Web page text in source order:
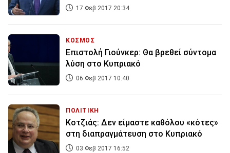
17 Φεβ 2017 20:34
ΚΟΣΜΟΣ
Επιστολή Γιούνκερ: Θα βρεθεί σύντομα
λύση στο Κυπριακό
06 Φεβ 2017 10:40
ΠΟΛΙΤΙΚΗ
Κοτζιάς: Δεν είμαστε καθόλου «κότες»
στη διαπραγμάτευση στο Κυπριακό
03 Φεβ 2017 16:52